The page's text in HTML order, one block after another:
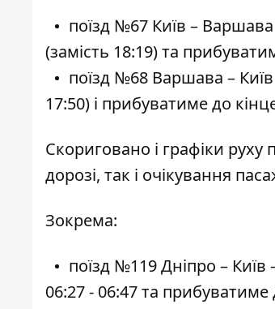
поїзд №67 Київ –
(замість 18:19) та
поїзд №68 Варшава –
17:50) і прибуватиме до
Скориговано і графіки
дорозі, так і очікування
Зокрема:
поїзд №119 Дніпро –
06:27 - 06:47 та прибуватиме